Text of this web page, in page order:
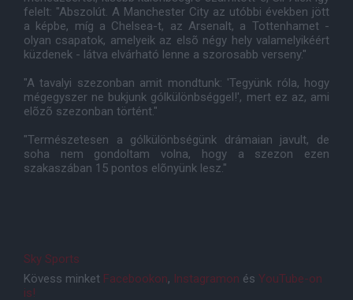
felelt: "Abszolút. A Manchester City az utóbbi években jött
a képbe, míg a Chelsea-t, az Arsenalt, a Tottenhamet -
olyan csapatok, amelyeik az elsõ négy hely valamelyikéért
küzdenek - látva elvárható lenne a szorosabb verseny."
"A tavalyi szezonban amit mondtunk: 'Tegyünk róla, hogy
mégegyszer ne bukjunk gólkülönbséggel!', mert ez az, ami
elõzõ szezonban történt."
"Természetesen a gólkülönbségünk drámaian javult, de
soha nem gondoltam volna, hogy a szezon ezen
szakaszában 15 pontos elõnyünk lesz."
Sky Sports
Kövess minket Facebookon, Instagramon és YouTube-on
is!